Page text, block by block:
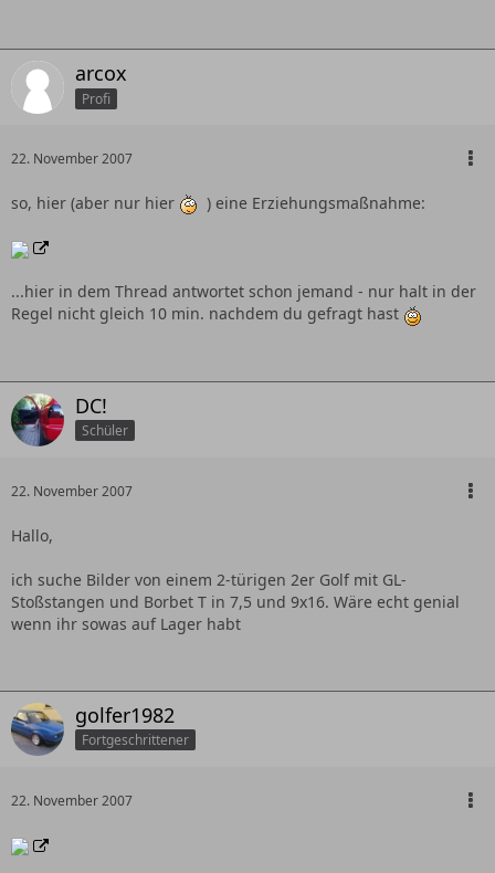
arcox
Profi
22. November 2007
so, hier (aber nur hier ) eine Erziehungsmaßnahme:
...hier in dem Thread antwortet schon jemand - nur halt in der
Regel nicht gleich 10 min. nachdem du gefragt hast
DC!
Schüler
22. November 2007
Hallo,
ich suche Bilder von einem 2-türigen 2er Golf mit GL-
Stoßstangen und Borbet T in 7,5 und 9x16. Wäre echt genial
wenn ihr sowas auf Lager habt
golfer1982
Fortgeschrittener
22. November 2007